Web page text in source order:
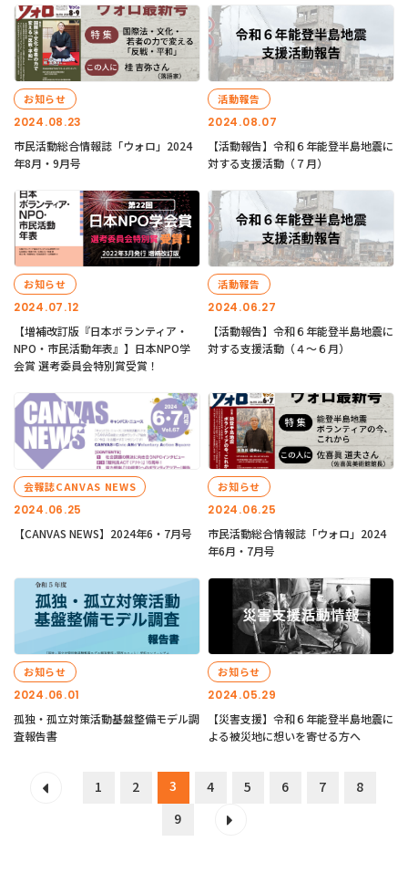
2024.08.23
お知らせ
市民活動総合情報誌「ウォロ」2024
年8月・9月号
2024.08.07
活動報告
【活動報告】令和６年能登半島地震に
対する支援活動（７月）
2024.07.12
お知らせ
【増補改訂版『日本ボランティア・
NPO・市民活動年表』】日本NPO学
会賞 選考委員会特別賞受賞！
2024.06.27
活動報告
【活動報告】令和６年能登半島地震に
対する支援活動（４〜６月）
2024.06.25
会報誌CANVAS NEWS
【CANVAS NEWS】2024年6・7月号
2024.06.25
お知らせ
市民活動総合情報誌「ウォロ」2024
年6月・7月号
2024.06.01
お知らせ
孤独・孤立対策活動基盤整備モデル調
査報告書
2024.05.29
お知らせ
【災害支援】令和６年能登半島地震に
よる被災地に想いを寄せる方へ
1 2 3 4 5 6 7
8
9